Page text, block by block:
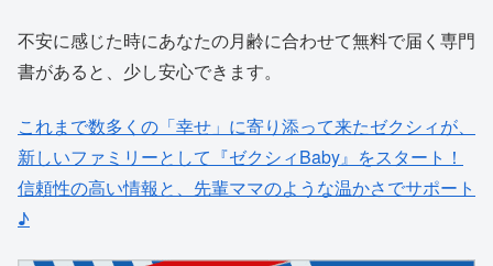
不安に感じた時にあなたの月齢に合わせて無料で届く専門
書があると、少し安心できます。
これまで数多くの「幸せ」に寄り添って来たゼクシィが、
新しいファミリーとして『ゼクシィBaby』をスタート！
信頼性の高い情報と、先輩ママのような温かさでサポート
♪